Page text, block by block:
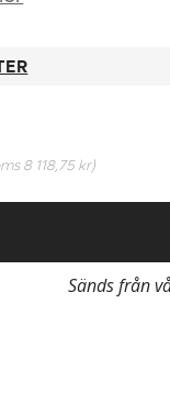
8 118,75 kr)
Sänds från